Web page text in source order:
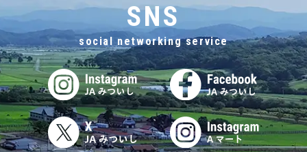
SNS
social networking service